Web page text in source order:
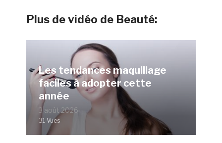
Plus de vidéo de Beauté:
Les tendances maquillage
faciles à adopter cette
année
3 août 2026
31 Vues